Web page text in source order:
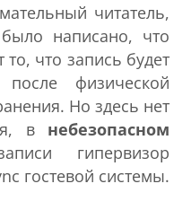
читатель,
написано, что
что запись будет
после физической
Но здесь нет
в небезопасном
гипервизор
гостевой системы.